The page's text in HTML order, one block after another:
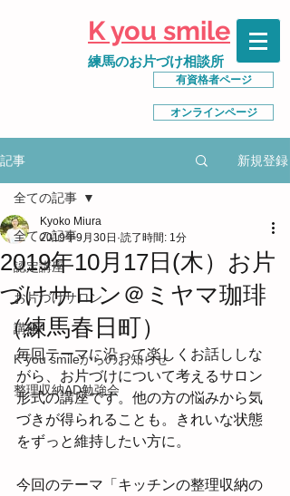
K you smile
練馬のお片づけ相談所
有資格者ページ
オンラインページ
記事 新規登録
全ての記事
認定講座
お片づけサロン
講座
K you smileからのお知らせ
整理収納AD勉強会
全ての記事
2019年10月17日(木）お片
づけサロン＠ミヤマ珈琲
（練馬春日町）
Kyoko Miura
2019年9月30日 読了時間: 1分
毎回テーマに沿って楽しくお話ししな
がら、お片づけについて考えるサロン
形式の講座です。他の方の悩みから気
づきが得られることも。きれいな状態
をずっと維持したい方に。
今回のテーマ「キッチンの整理収納の